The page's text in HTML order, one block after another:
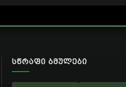
ᲡᲬᲠᲐᲤᲘ ᲑᲛᲣᲚᲔᲑᲘ